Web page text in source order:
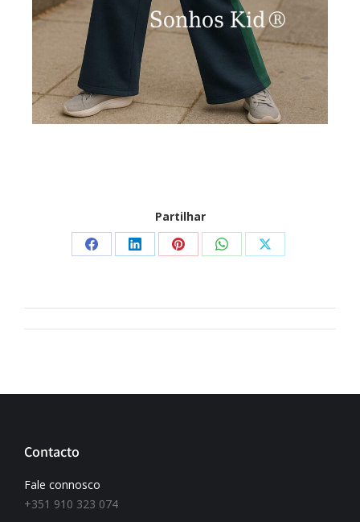
Partilhar
Contacto
Fale connosco
+351 910 323 074